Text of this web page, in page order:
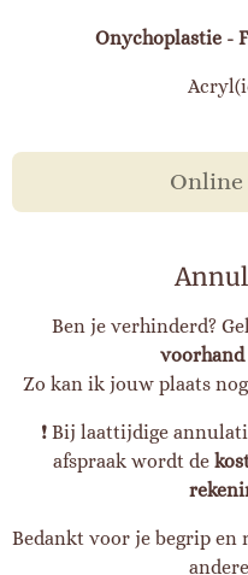
Onychoplastie -
Online
Ben je verhinderd?
voorhand
Zo kan ik jouw plaats
❗ Bij laattijdige
afspraak wordt de
Bedankt voor je begrip